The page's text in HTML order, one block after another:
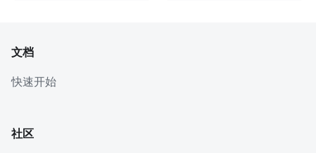
文档
快速开始
社区